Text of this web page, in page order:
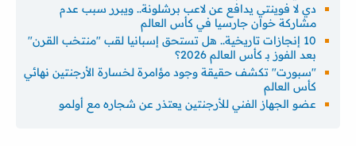
دي لا فوينتي يدافع عن لاعب برشلونة.. ويبرر سبب عدم
مشاركة خوان جارسيا في كأس العالم
10 إنجازات تاريخية.. هل تستحق إسبانيا لقب "منتخب القرن"
بعد الفوز بـ كأس العالم 2026؟
"سبورت" تكشف حقيقة وجود مؤامرة لخسارة الأرجنتين نهائي
كأس العالم
عضو الجهاز الفني للأرجنتين يعتذر عن شجاره مع أولمو